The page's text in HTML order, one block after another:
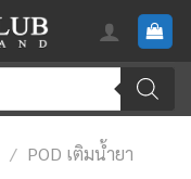
/ POD เติมน้ำยา